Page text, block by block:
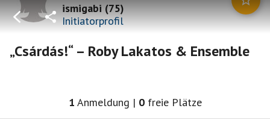
ismigabi(75)
Initiatorprofil
„Csárdás!“ – Roby Lakatos & Ensemble
1 Anmeldung | 0 freie Plätze